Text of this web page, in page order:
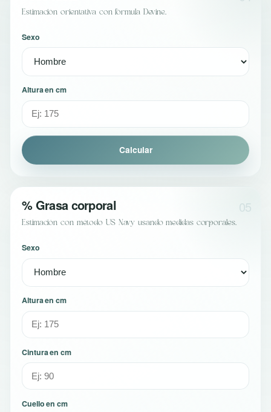
Estimación orientativa con fórmula Devine.
Sexo
Altura en cm
Calcular
05
% Grasa corporal
Estimación con método US Navy usando medidas corporales.
Sexo
Altura en cm
Cintura en cm
Cuello en cm